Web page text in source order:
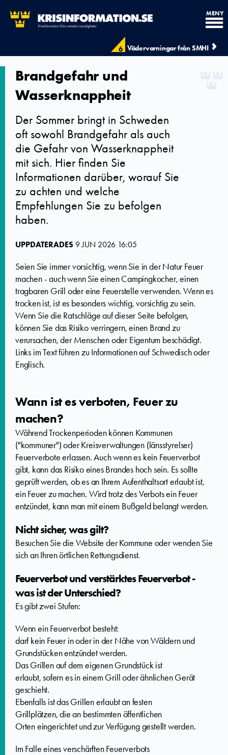
6 Vädervarningar från SMHI
MENY
Brandgefahr und
Wasserknappheit
Der Sommer bringt in Schweden
oft sowohl Brandgefahr als auch
die Gefahr von Wasserknappheit
mit sich. Hier finden Sie
Informationen darüber, worauf Sie
zu achten und welche
Empfehlungen Sie zu befolgen
haben.
UPPDATERADES9 JUN 2026 16:05
Seien Sie immer vorsichtig, wenn Sie in der Natur Feuer
machen - auch wenn Sie einen Campingkocher, einen
tragbaren Grill oder eine Feuerstelle verwenden. Wenn es
trocken ist, ist es besonders wichtig, vorsichtig zu sein.
Wenn Sie die Ratschläge auf dieser Seite befolgen,
können Sie das Risiko verringern, einen Brand zu
verursachen, der Menschen oder Eigentum beschädigt.
Links im Text führen zu Informationen auf Schwedisch oder
Englisch.
Wann ist es verboten, Feuer zu
machen?
Während Trockenperioden können Kommunen
("kommuner") oder Kreisverwaltungen (länsstyrelser)
Feuerverbote erlassen. Auch wenn es kein Feuerverbot
gibt, kann das Risiko eines Brandes hoch sein. Es sollte
geprüft werden, ob es an Ihrem Aufenthaltsort erlaubt ist,
ein Feuer zu machen. Wird trotz des Verbots ein Feuer
entzündet, kann man mit einem Bußgeld belangt werden.
Nicht sicher, was gilt?
Besuchen Sie die Website der Kommune oder wenden Sie
sich an Ihren örtlichen Rettungsdienst.
Feuerverbot und verstärktes Feuerverbot -
was ist der Unterschied?
Es gibt zwei Stufen:
Wenn ein Feuerverbot besteht:
darfkein Feuerin oder in der Nähe von Wäldern und
Grundstückenentzündet werden.
Das Grillenauf dem eigenen Grundstückist
erlaubt,sofernes in einem Grill oder ähnlichen Gerät
geschieht.
Ebenfalls ist das Grillen erlaubtan festen
Grillplätzen,diean bestimmten öffentlichen
Orteneingerichtet und zur Verfügung gestellt werden.
Im Falle eines verschärften Feuerverbots